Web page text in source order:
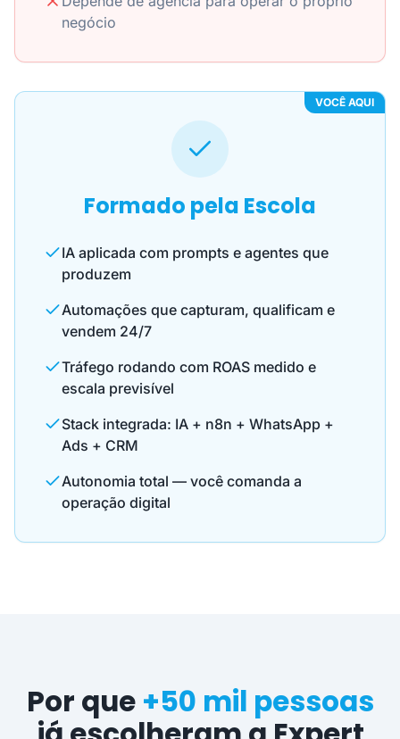
negócio
VOCÊ AQUI
Formado pela Escola
IA aplicada com prompts e agentes que
produzem
Automações que capturam, qualificam e
vendem 24/7
Tráfego rodando com ROAS medido e
escala previsível
Stack integrada: IA + n8n + WhatsApp +
Ads + CRM
Autonomia total — você comanda a
operação digital
Por que +50 mil pessoas